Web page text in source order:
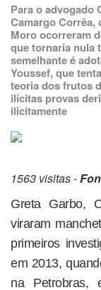
Para o advogado
Camargo
Moro ocorreram
que tornaria nula
semelhante é
Youssef, que
teoria dos frutos
ilícitas provas
ilicitamente
1563 visitas -
Greta Garbo,
viraram
primeiros
em 2013,
na Petrobras,